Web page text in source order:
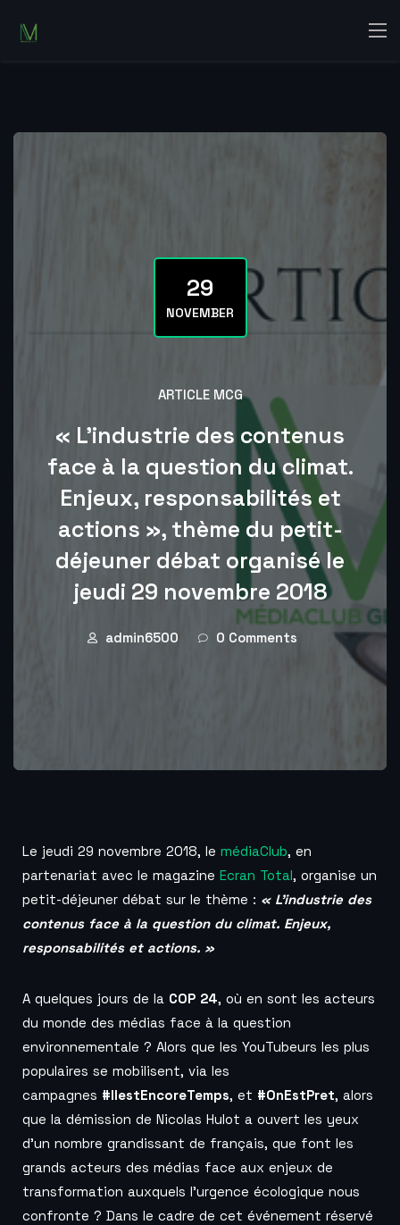
29
NOVEMBER
ARTICLE MCG
« L’industrie des contenus
face à la question du climat.
Enjeux, responsabilités et
actions », thème du petit-
déjeuner débat organisé le
jeudi 29 novembre 2018
admin6500 0 Comments
Le jeudi 29 novembre 2018, le médiaClub, en
partenariat avec le magazine Ecran Total, organise un
petit-déjeuner débat sur le thème : « L’industrie des
contenus face à la question du climat. Enjeux,
responsabilités et actions. »
A quelques jours de la COP 24, où en sont les acteurs
du monde des médias face à la question
environnementale ? Alors que les YouTubeurs les plus
populaires se mobilisent, via les
campagnes #IlestEncoreTemps, et #OnEstPret, alors
que la démission de Nicolas Hulot a ouvert les yeux
d’un nombre grandissant de français, que font les
grands acteurs des médias face aux enjeux de
transformation auxquels l’urgence écologique nous
confronte ? Dans le cadre de cet événement réservé